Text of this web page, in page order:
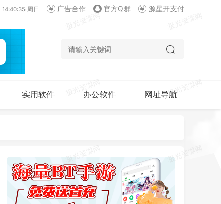
14:40:35 周日 广告合作 官方Q群 源星开支付
实用软件 办公软件 网址导航